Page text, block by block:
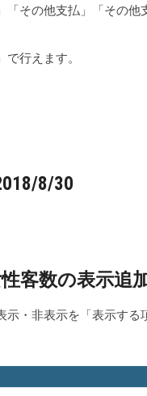
「その他支払」「その
行えます。
8/30
客数の表示追
・非表示を「表示する